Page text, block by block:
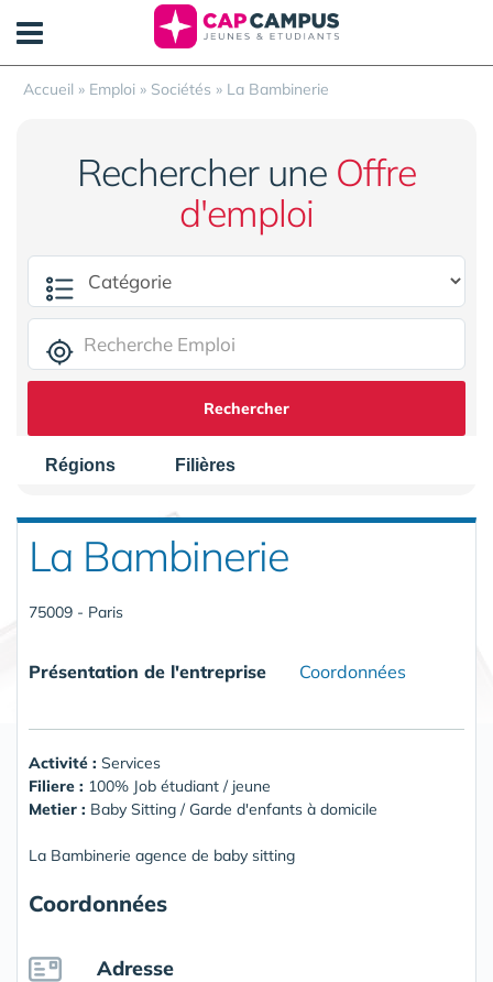
Accueil » Emploi » Sociétés » La Bambinerie
Rechercher une Offre
d'emploi
Rechercher
Régions Filières
La Bambinerie
75009 - Paris
Présentation de l'entreprise Coordonnées
Activité : Services
Filiere : 100% Job étudiant / jeune
Metier : Baby Sitting / Garde d'enfants à domicile
La Bambinerie agence de baby sitting
Coordonnées
Adresse
Panneau de gestion des cookies